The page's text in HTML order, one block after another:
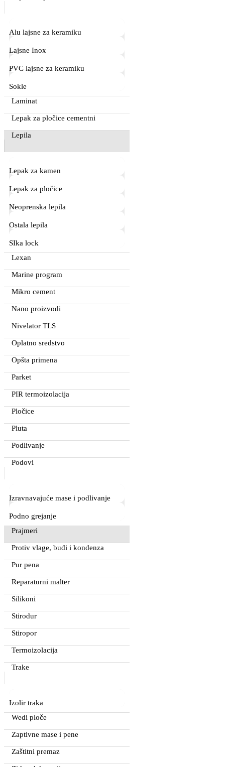
Alu lajsne za keramiku
Lajsne Inox
PVC lajsne za keramiku
Sokle
Laminat
Lepak za pločice cementni
Lepila
Lepak za kamen
Lepak za pločice
Neoprenska lepila
Ostala lepila
SIka lock
Lexan
Marine program
Mikro cement
Nano proizvodi
Nivelator TLS
Oplatno sredstvo
Opšta primena
Parket
PIR termoizolacija
Pločice
Pluta
Podlivanje
Podovi
Izravnavajuće mase i podlivanje
Podno grejanje
Prajmeri
Protiv vlage, buđi i kondenza
Pur pena
Reparaturni malter
Silikoni
Stirodur
Stiropor
Termoizolacija
Trake
Izolir traka
Wedi ploče
Zaptivne mase i pene
Zaštitni premaz